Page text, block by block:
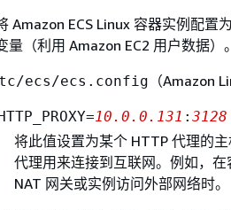
Amazon ECS Linux 容器实例配置
量（利用 Amazon EC2 用户数据）
ecs/ecs.config （Amazon
10.0.0.131 : 3128
将此值设置为某个 HTTP 代理的
代理用来连接到互联网。例如，在
NAT 网关或实例访问外部网络时。